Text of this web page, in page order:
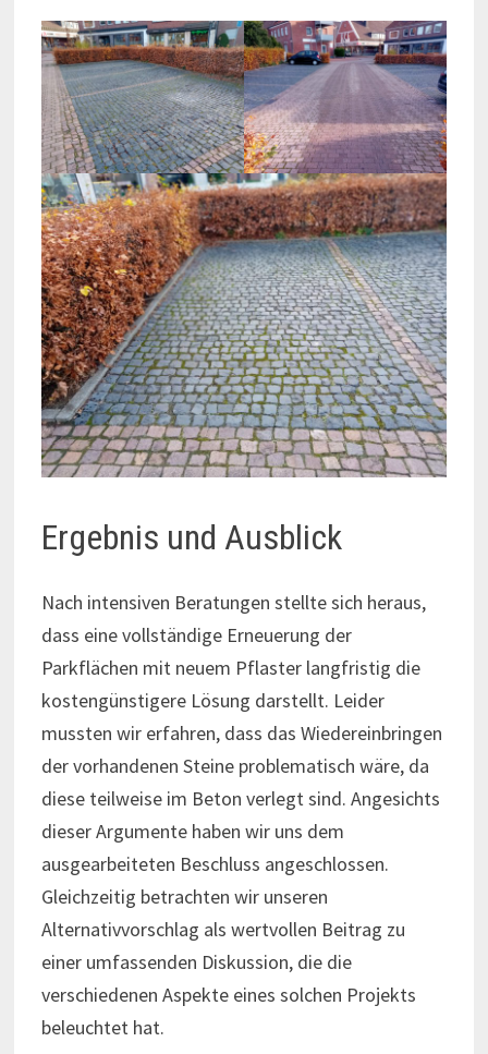
Ergebnis und Ausblick
Nach intensiven Beratungen stellte sich heraus,
dass eine vollständige Erneuerung der
Parkflächen mit neuem Pflaster langfristig die
kostengünstigere Lösung darstellt. Leider
mussten wir erfahren, dass das Wiedereinbringen
der vorhandenen Steine ​​problematisch wäre, da
diese teilweise im Beton verlegt sind. Angesichts
dieser Argumente haben wir uns dem
ausgearbeiteten Beschluss angeschlossen.
Gleichzeitig betrachten wir unseren
Alternativvorschlag als wertvollen Beitrag zu
einer umfassenden Diskussion, die die
verschiedenen Aspekte eines solchen Projekts
beleuchtet hat.